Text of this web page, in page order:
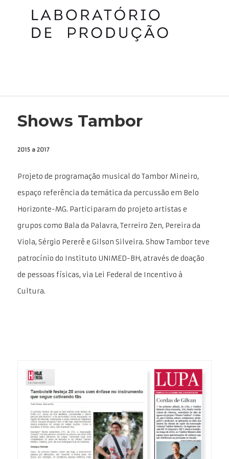
Shows Tambor
2015 a 2017
Projeto de programação musical do Tambor Mineiro,
espaço referência da temática da percussão em Belo
Horizonte-MG. Participaram do projeto artistas e
grupos como Bala da Palavra, Terreiro Zen, Pereira da
Viola, Sérgio Pererê e Gilson Silveira. Show Tambor teve
patrocínio do Instituto UNIMED-BH, através de doação
de pessoas físicas, via Lei Federal de Incentivo à
Cultura.